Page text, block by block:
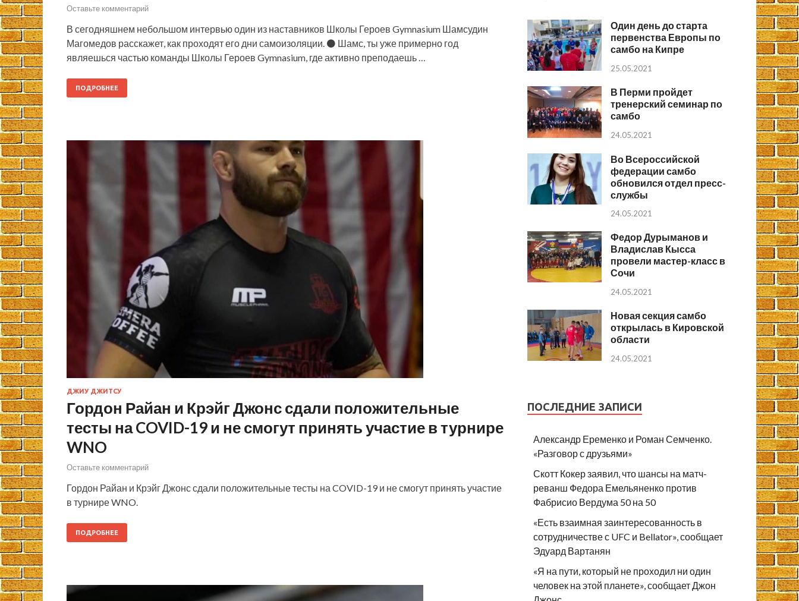
Оставьте комментарий
В сегодняшнем небольшом интервью один из наставников Школы Героев Gymnasium Шамсудин
Магомедов расскажет, как проходят его дни самоизоляции. ⚫ Шамс, ты уже примерно год
являешься частью команды Школы Героев Gymnasium, где активно преподаешь …
ПОДРОБНЕЕ
ДЖИУ ДЖИТСУ
Гордон Райан и Крэйг Джонс сдали положительные
тесты на COVID-19 и не смогут принять участие в турнире
WNO
Оставьте комментарий
Гордон Райан и Крэйг Джонс сдали положительные тесты на COVID-19 и не смогут принять участие
в турнире WNO.
ПОДРОБНЕЕ
Один день до старта
первенства Европы по
самбо на Кипре
25.05.2021
В Перми пройдет
тренерский семинар по
самбо
24.05.2021
Во Всероссийской
федерации самбо
обновился отдел пресс-
службы
24.05.2021
Федор Дурыманов и
Владислав Кысса
провели мастер-класс в
Сочи
24.05.2021
Новая секция самбо
открылась в Кировской
области
24.05.2021
ПОСЛЕДНИЕ ЗАПИСИ
Александр Еременко и Роман Семченко.
«Разговор с друзьями»
Скотт Кокер заявил, что шансы на матч-
реванш Федора Емельяненко против
Фабрисио Вердума 50 на 50
«Есть взаимная заинтересованность в
сотрудничестве с UFC и Bellator», сообщает
Эдуард Вартанян
«Я на пути, который не проходил ни один
человек на этой планете», сообщает Джон